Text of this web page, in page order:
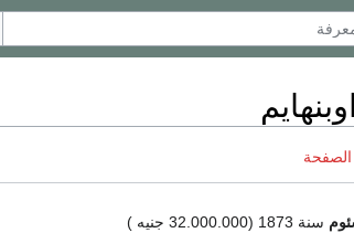
سنة 1873 (32.000.000 جنيه )